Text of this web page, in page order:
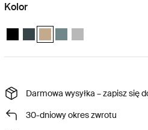
Kolor
Thule Maple infant car seat boot
Thule Maple infant car seat boot
Thule Maple infant car seat
Thule Maple infant car
Thule Maple infant
Darmowa wysyłka – zapisz się
30-dniowy okres zwrotu